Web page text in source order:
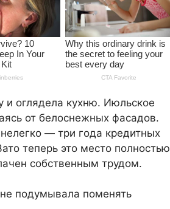
и оглядела кухню. Июльское
от белоснежных фасадов.
— три года кредитных
теперь это место полностью
собственным трудом.
подумывала поменять